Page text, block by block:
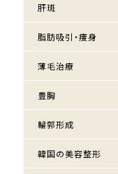
肝斑
脂肪吸引・痩身
薄毛治療
豊胸
輪郭形成
韓国の美容整形